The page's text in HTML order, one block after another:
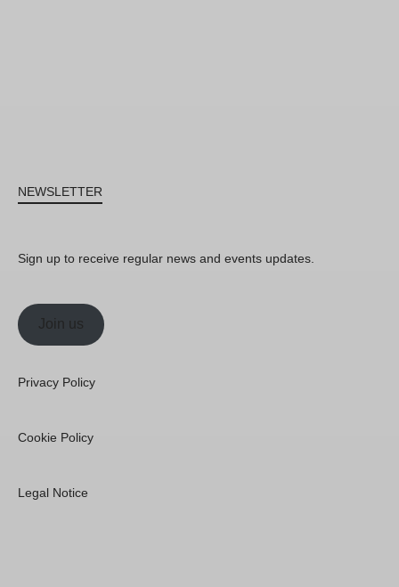
NEWSLETTER
Sign up to receive regular news and events updates.
Join us
Privacy Policy
Cookie Policy
Legal Notice